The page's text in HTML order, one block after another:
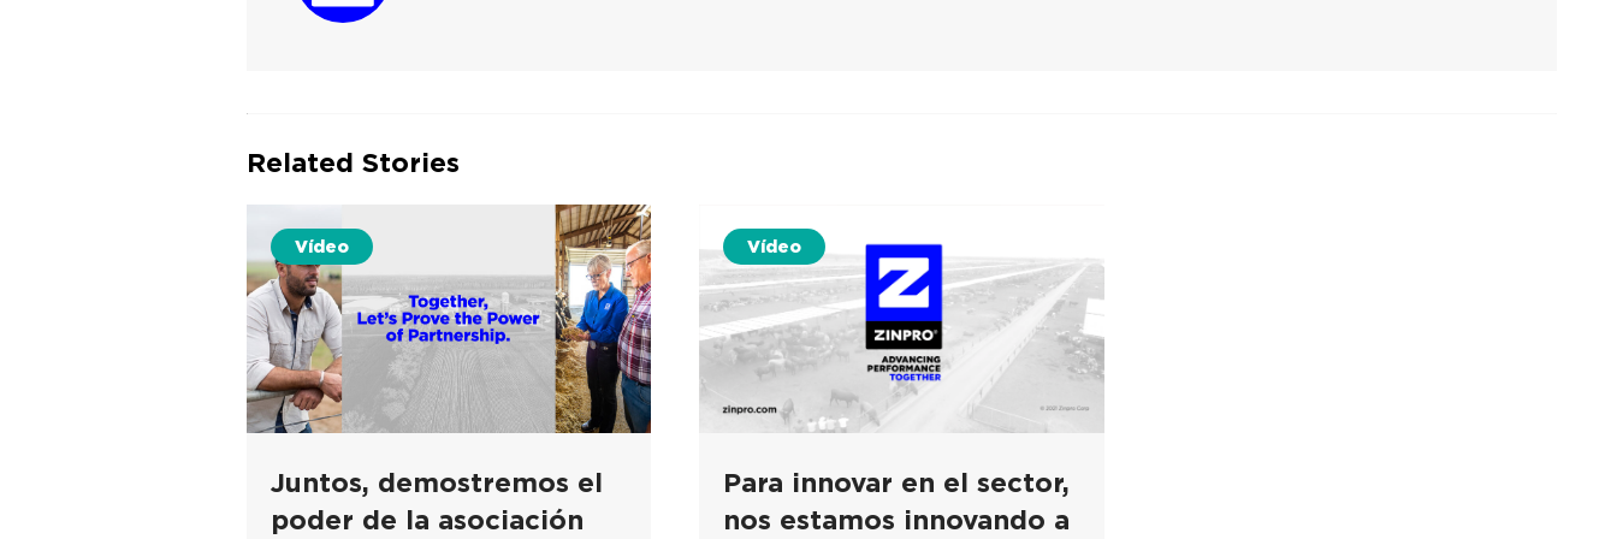
Related Stories
Vídeo
Juntos, demostremos el
poder de la asociación
Vídeo
Para innovar en el sector,
nos estamos innovando a